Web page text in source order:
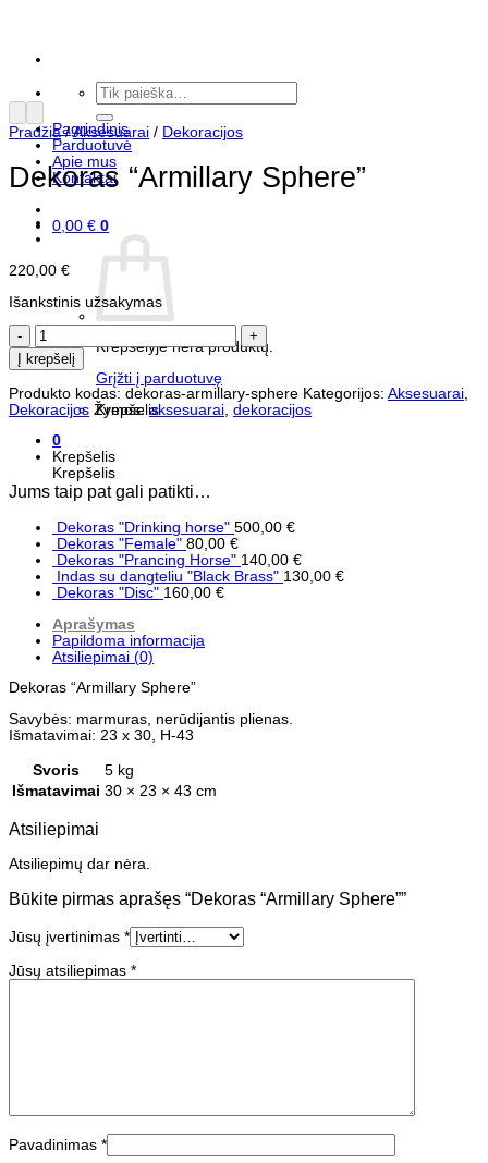
Ieškoti:
Pagrindinis
Parduotuvė
Apie mus
Kontaktai
0,00 € 0
Krepšelyje nėra produktų.
Grįžti į parduotuvę
Krepšelis
0
Krepšelis
Krepšelis
Pradžia / Aksesuarai / Dekoracijos
Dekoras “Armillary Sphere”
220,00 €
Išankstinis užsakymas
produkto
kiekis:
Dekoras
"Armillary
Sphere"
Į krepšelį
Produkto kodas: dekoras-armillary-sphere Kategorijos: Aksesuarai
Dekoracijos Žymos: aksesuarai dekoracijos
Jums taip pat gali patikti…
Dekoras "Drinking horse" 500,00 €
Dekoras "Female" 80,00 €
Dekoras "Prancing Horse" 140,00 €
Indas su dangteliu "Black Brass" 130,00 €
Dekoras "Disc" 160,00 €
Aprašymas
Papildoma informacija
Atsiliepimai (0)
Dekoras “Armillary Sphere”
Savybės: marmuras, nerūdijantis plienas.
Išmatavimai: 23 x 30, H-43
Svoris
5 kg
Išmatavimai 30 × 23 × 43 cm
Atsiliepimai
Atsiliepimų dar nėra.
Būkite pirmas aprašęs “Dekoras “Armillary Sphere””
Jūsų įvertinimas *
Jūsų atsiliepimas *
Pavadinimas *